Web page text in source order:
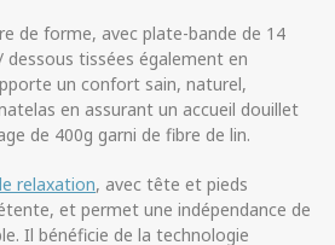
de forme, avec plate-bande de 14
dessous tissées également en
un confort sain, naturel,
en assurant un accueil douillet
de 400g garni de fibre de lin.
relaxation, avec tête et pieds
et permet une indépendance de
Il bénéficie de la technologie